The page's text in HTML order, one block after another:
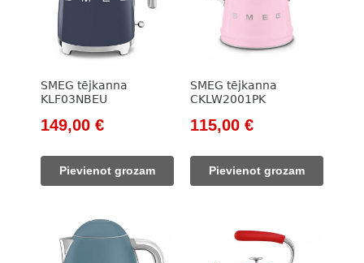
SMEG tējkanna
KLF03NBEU
Original
was:
171,00 €.
149,00 €Current
Pievienot grozam
SMEG tējkanna
CKLW2001PK
Original
was:
133,00 €.
115,00 €Current
Pievienot grozam